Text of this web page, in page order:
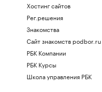
Хостинг сайтов
Рег.решения
Знакомства
Сайт знакомств podbor.ru
РБК Компании
РБК Курсы
Школа управления РБК